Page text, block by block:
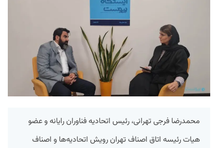
محمدرضا فرجی تهرانی، رئیس اتحادیه فناوران رایانه و عضو
هیات رئیسه اتاق اصناف تهران رویش اتحادیه‌ها و اصناف